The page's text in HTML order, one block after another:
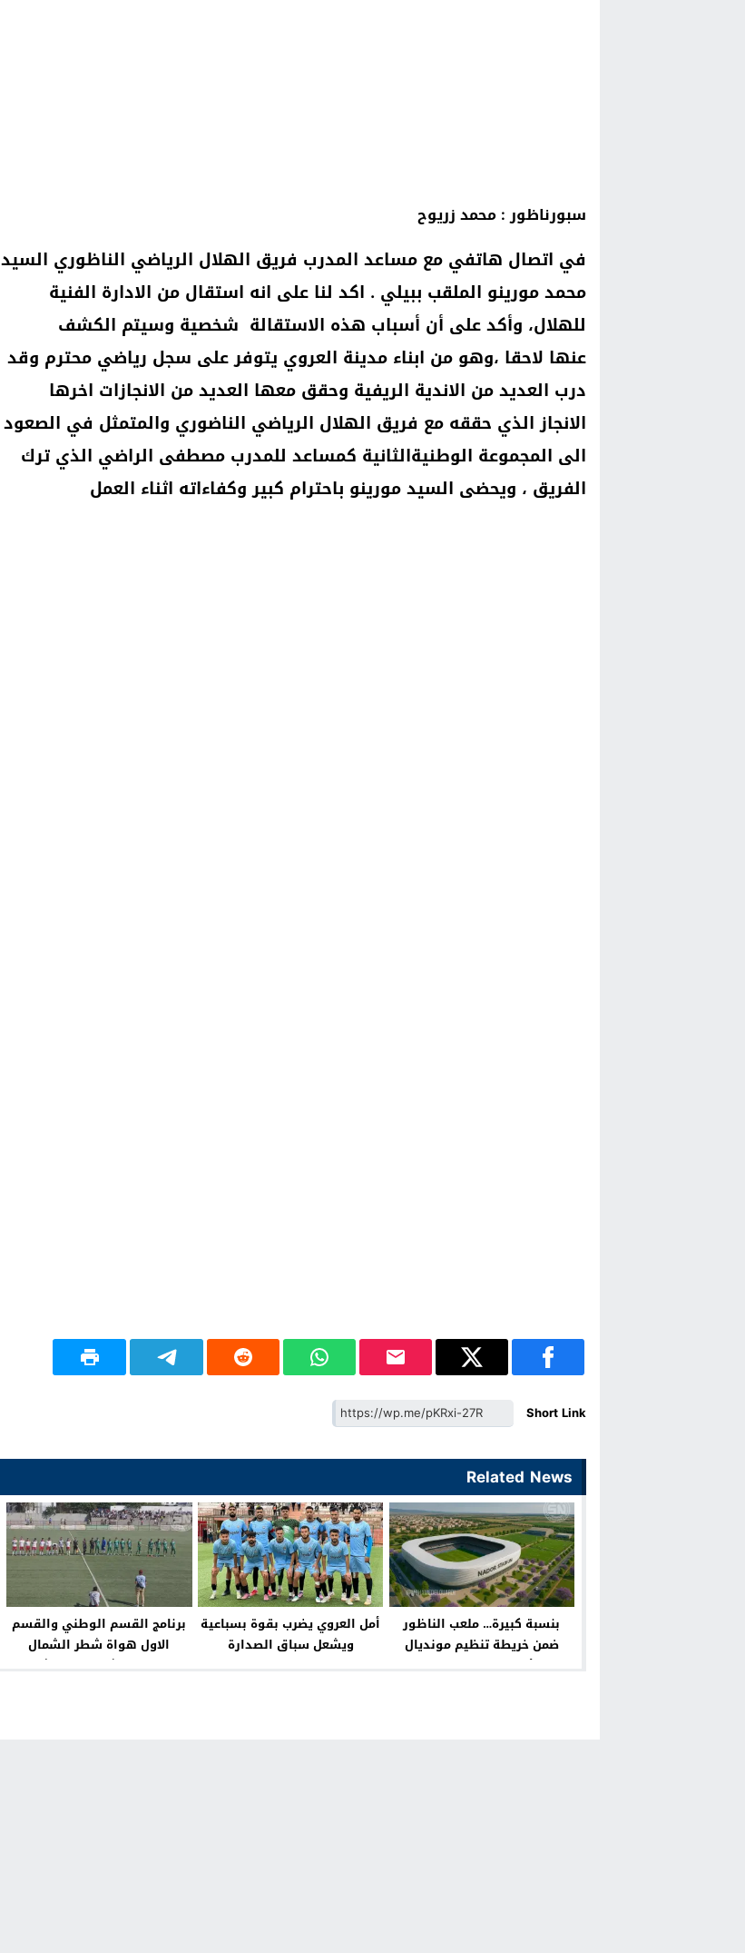
سبورناظور : محمد زريوح
في اتصال هاتفي مع مساعد المدرب فريق الهلال الرياضي الناظوري السيد
محمد مورينو الملقب ببيلي . اكد لنا على انه استقال من الادارة الفنية
للهلال، وأكد على أن أسباب هذه الاستقالة شخصية وسيتم الكشف
عنها لاحقا ،وهو من ابناء مدينة العروي يتوفر على سجل رياضي محترم وقد
درب العديد من الاندية الريفية وحقق معها العديد من الانجازات اخرها
الانجاز الذي حققه مع فريق الهلال الرياضي الناضوري والمتمثل في الصعود
الى المجموعة الوطنيةالثانية كمساعد للمدرب مصطفى الراضي الذي ترك
الفريق ، ويحضى السيد مورينو باحترام كبير وكفاءاته اثناء العمل
Short Link
Related News
بنسبة كبيرة… ملعب الناظور
ضمن خريطة تنظيم مونديال
الأندية 2029 بالمغرب
أمل العروي يضرب بقوة بسباعية
ويشعل سباق الصدارة
برنامج القسم الوطني والقسم
الاول هواة شطر الشمال
والقسم الثاني هواة شطر